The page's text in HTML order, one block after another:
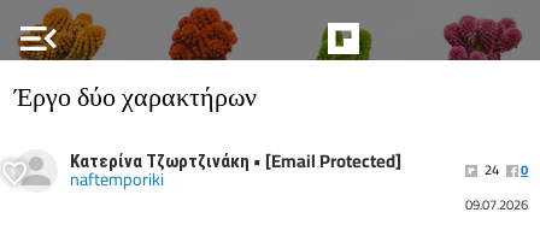
menu_open
Έργο δύο χαρακτήρων
Κατερίνα Τζωρτζινάκη • [Email Protected]
naftemporiki 24
0
09.07.2026